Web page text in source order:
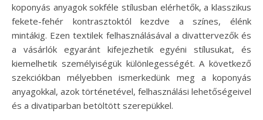
koponyás anyagok sokféle stílusban elérhetők, a klasszikus
fekete-fehér kontrasztoktól kezdve a színes, élénk
mintákig. Ezen textilek felhasználásával a divattervezők és
a vásárlók egyaránt kifejezhetik egyéni stílusukat, és
kiemelhetik személyiségük különlegességét. A következő
szekciókban mélyebben ismerkedünk meg a koponyás
anyagokkal, azok történetével, felhasználási lehetőségeivel
és a divatiparban betöltött szerepükkel.